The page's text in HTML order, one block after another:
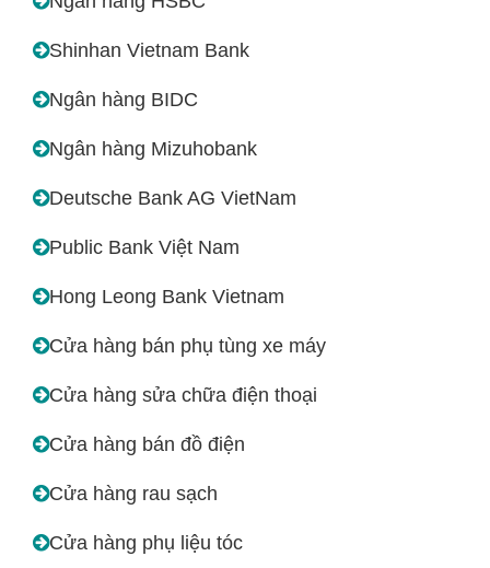
Shinhan Vietnam Bank
Ngân hàng BIDC
Ngân hàng Mizuhobank
Deutsche Bank AG VietNam
Public Bank Việt Nam
Hong Leong Bank Vietnam
Cửa hàng bán phụ tùng xe máy
Cửa hàng sửa chữa điện thoại
Cửa hàng bán đồ điện
Cửa hàng rau sạch
Cửa hàng phụ liệu tóc